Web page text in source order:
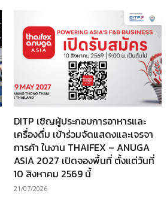
DITP เชิญผู้ประกอบการอาหารและ
เครื่องดื่ม เข้าร่วมจัดแสดงและเจรจา
การค้า ในงาน THAIFEX – ANUGA
ASIA 2027 เปิดจองพื้นที่ ตั้งแต่วันที่
10 สิงหาคม 2569 นี้
21/07/2026